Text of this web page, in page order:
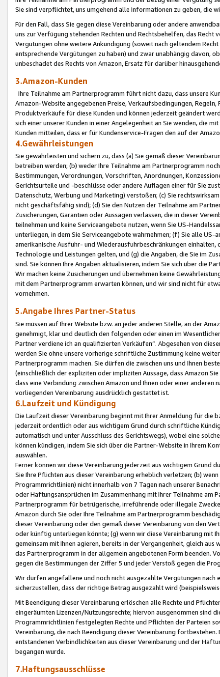
Sie sind verpflichtet, uns umgehend alle Informationen zu geben, die
Für den Fall, dass Sie gegen diese Vereinbarung oder andere
uns zur Verfügung stehenden Rechten und Rechtsbehelfen, das
Vergütungen ohne weitere Ankündigung (soweit nach geltendem
entsprechende Vergütungen zu haben) und zwar unabhängig davon,
unbeschadet des Rechts von Amazon, Ersatz für darüber
3.Amazon-Kunden
Ihre Teilnahme am Partnerprogramm führt nicht dazu, dass unsere
Amazon-Website angegebenen Preise, Verkaufsbedingungen,
Produktverkäufe für diese Kunden und können jederzeit geändert
sich einer unserer Kunden in einer Angelegenheit an Sie wenden, die
Kunden mitteilen, dass er für Kundenservice-Fragen den auf der
4.Gewährleistungen
Sie gewährleisten und sichern zu, dass (a) Sie gemäß dieser
betreiben werden; (b) weder Ihre Teilnahme am Partnerprogramm
Bestimmungen, Verordnungen, Vorschriften, Anordnungen,
Gerichtsurteile und -beschlüsse oder andere Auflagen einer für Sie
Datenschutz, Werbung und Marketing) verstoßen; (c) Sie
nicht geschäftsfähig sind); (d) Sie den Nutzen der Teilnahme am
Zusicherungen, Garantien oder Aussagen verlassen, die in dieser
teilnehmen und keine Serviceangebote nutzen, wenn Sie US-
unterliegen, in dem Sie Serviceangebote wahrnehmen; (f) Sie alle
amerikanische Ausfuhr- und Wiederausfuhrbeschränkungen
Technologie und Leistungen gelten, und (g) die Angaben, die Sie im
sind. Sie können Ihre Angaben aktualisieren, indem Sie sich über die
Wir machen keine Zusicherungen und übernehmen keine
mit dem Partnerprogramm erwarten können, und wir sind nicht für
vornehmen.
5.Angabe Ihres Partner-Status
Sie müssen auf Ihrer Website bzw. an jeder anderen Stelle, an der
genehmigt, klar und deutlich den folgenden oder einen im
Partner verdiene ich an qualifizierten Verkäufen“. Abgesehen von
werden Sie ohne unsere vorherige schriftliche Zustimmung keine
Partnerprogramm machen. Sie dürfen die zwischen uns und Ihnen
(einschließlich der expliziten oder impliziten Aussage, dass Amazon
dass eine Verbindung zwischen Amazon und Ihnen oder einer
vorliegenden Vereinbarung ausdrücklich gestattet ist.
6.Laufzeit und Kündigung
Die Laufzeit dieser Vereinbarung beginnt mit Ihrer Anmeldung für die
jederzeit ordentlich oder aus wichtigem Grund durch schriftliche
automatisch und unter Ausschluss des Gerichtswegs), wobei eine
können kündigen, indem Sie sich über die Partner-Website in Ihrem
auswählen.
Ferner können wir diese Vereinbarung jederzeit aus wichtigem Grund
Sie Ihre Pflichten aus dieser Vereinbarung erheblich verletzen; (b)
Programmrichtlinien) nicht innerhalb von 7 Tagen nach unserer
oder Haftungsansprüchen im Zusammenhang mit Ihrer Teilnahme am
Partnerprogramm für betrügerische, irreführende oder illegale
Amazon durch Sie oder Ihre Teilnahme am Partnerprogramm
dieser Vereinbarung oder den gemäß dieser Vereinbarung von den
oder künftig unterliegen könnte; (g) wenn wir diese Vereinbarung mit
gemeinsam mit Ihnen agieren, bereits in der Vergangenheit, gleich
das Partnerprogramm in der allgemein angebotenen Form beenden.
gegen die Bestimmungen der Ziffer 5 und jeder Verstoß gegen die
Wir dürfen angefallene und noch nicht ausgezahlte Vergütungen
sicherzustellen, dass der richtige Betrag ausgezahlt wird
Mit Beendigung dieser Vereinbarung erlöschen alle Rechte und
eingeräumten Lizenzen/Nutzungsrechte; hiervon ausgenommen sind
Programmrichtlinien festgelegten Rechte und Pflichten der Parteien
Vereinbarung, die nach Beendigung dieser Vereinbarung
entstandenen Verbindlichkeiten aus dieser Vereinbarung und der
begangen wurde.
7.Haftungsausschlüsse